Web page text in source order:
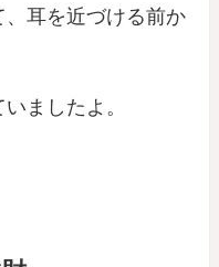
耳を近づける前か
ましたよ。